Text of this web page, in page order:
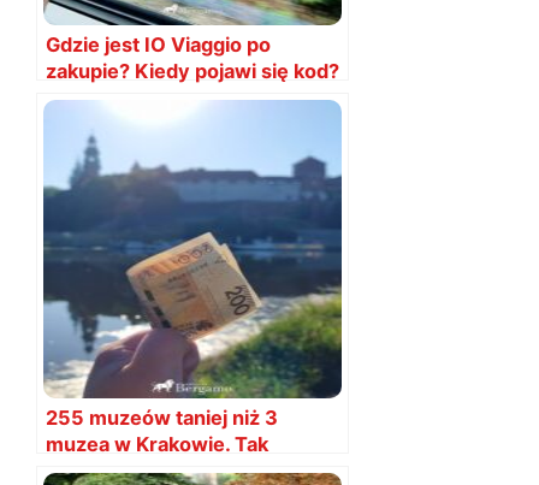
Gdzie jest IO Viaggio po
zakupie? Kiedy pojawi się kod?
255 muzeów taniej niż 3
muzea w Krakowie. Tak
przepłacamy za kulturę